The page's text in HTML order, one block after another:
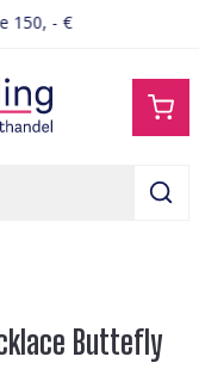
150, - €
Buttefly